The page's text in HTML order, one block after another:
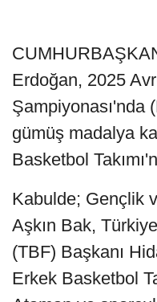
Erdoğan, 2025
Şampiyonası'nda
gümüş madalya
Basketbol
Kabulde; Gençlik
Aşkın Bak,
(TBF) Başkanı
Erkek Basketbol